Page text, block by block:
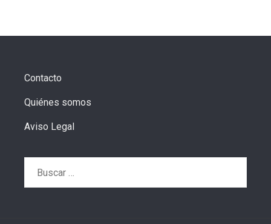
Contacto
Quiénes somos
Aviso Legal